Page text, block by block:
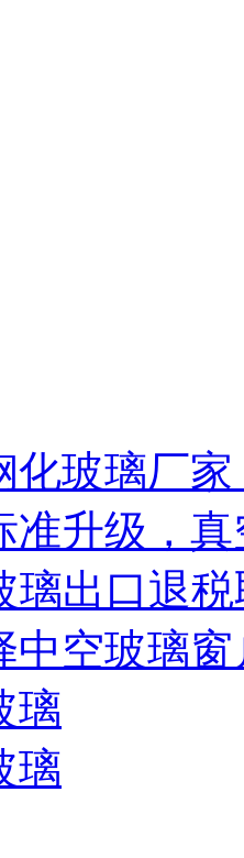
化玻璃厂家
准升级，真
璃出口退
中空玻璃
璃
璃